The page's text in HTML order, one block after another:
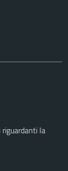
riguardanti la